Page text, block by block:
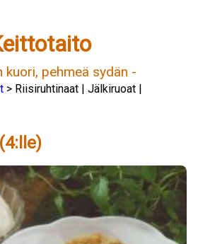
kuori, pehmeä sydän -
> Riisiruhtinaat | Jälkiruoat |